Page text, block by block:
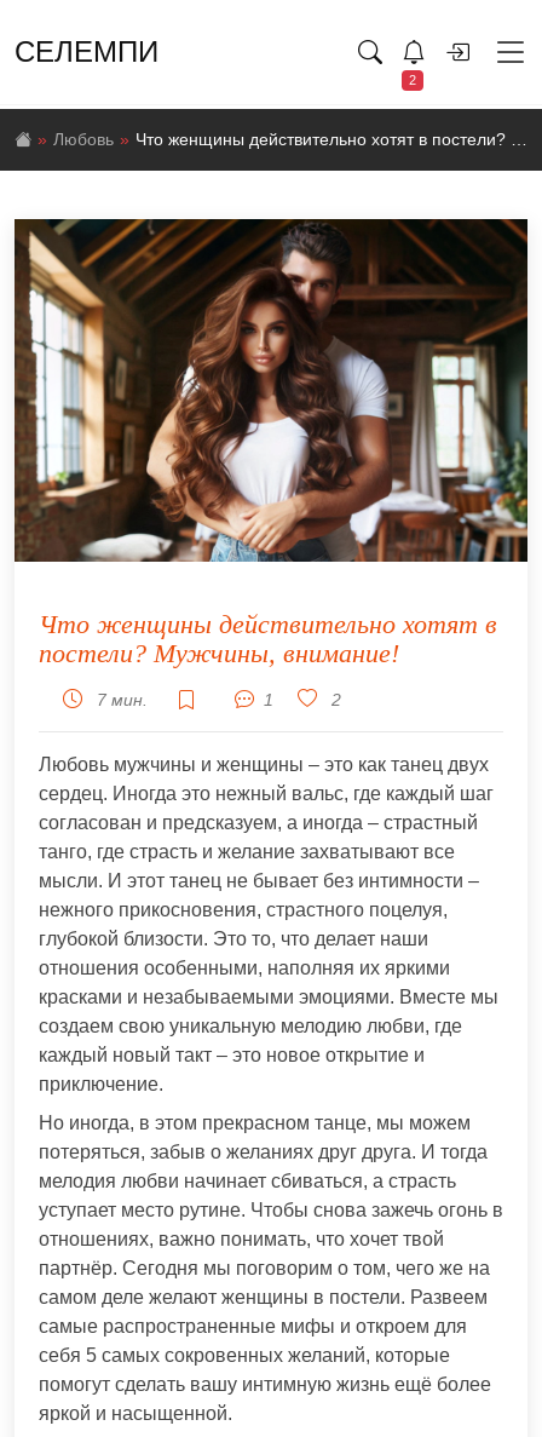
СЕЛЕМПИ
2
Любовь Что женщины действительно хотят в постели? Мужчины, внимание!
Что женщины действительно хотят в
постели? Мужчины, внимание!
7 мин. 1 2
Любовь мужчины и женщины – это как танец двух
сердец. Иногда это нежный вальс, где каждый шаг
согласован и предсказуем, а иногда – страстный
танго, где страсть и желание захватывают все
мысли. И этот танец не бывает без интимности –
нежного прикосновения, страстного поцелуя,
глубокой близости. Это то, что делает наши
отношения особенными, наполняя их яркими
красками и незабываемыми эмоциями. Вместе мы
создаем свою уникальную мелодию любви, где
каждый новый такт – это новое открытие и
приключение.
Но иногда, в этом прекрасном танце, мы можем
потеряться, забыв о желаниях друг друга. И тогда
мелодия любви начинает сбиваться, а страсть
уступает место рутине. Чтобы снова зажечь огонь в
отношениях, важно понимать, что хочет твой
партнёр. Сегодня мы поговорим о том, чего же на
самом деле желают женщины в постели. Развеем
самые распространенные мифы и откроем для
себя 5 самых сокровенных желаний, которые
помогут сделать вашу интимную жизнь ещё более
яркой и насыщенной.